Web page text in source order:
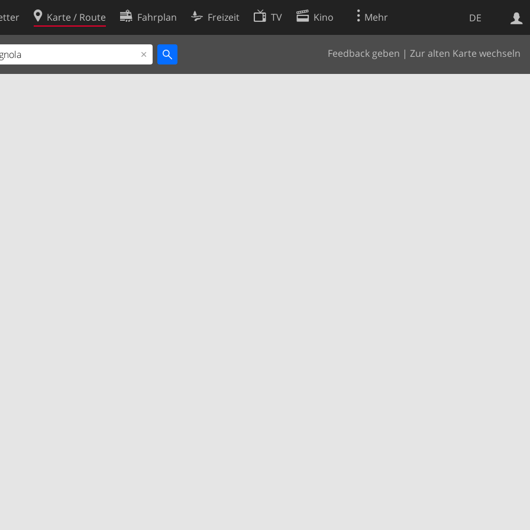
DE
Karte / Route Fahrplan Freizeit TV Kino Mehr
Feedback geben | Zur alten Karte wechseln
Websuche
Cookie-Richtlinie
Cookie-Einstellungen